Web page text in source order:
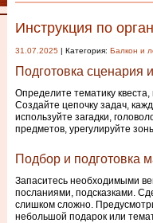
Инструкция по
31.07.2025 | Категория: Балкон и
Подготовка сценария
Определите тематику
Создайте цепочку задач,
используйте загадки,
предметов, урегулируйте
Подбор и подготовка
Запаситесь необходимыми
посланиями, подсказками.
слишком сложно.
небольшой подарок или